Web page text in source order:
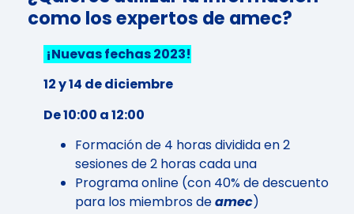
como los expertos de amec?
¡Nuevas fechas 2023!
12 y 14 de diciembre
De 10:00 a 12:00
Formación de 4 horas dividida en 2
sesiones de 2 horas cada una
Programa online (con 40% de descuento
para los miembros deamec)